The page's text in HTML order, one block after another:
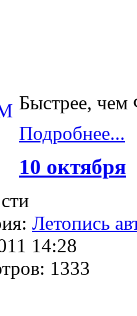
Быстрее,
Подробнее...
10 октября
Летопись
14:28
1333